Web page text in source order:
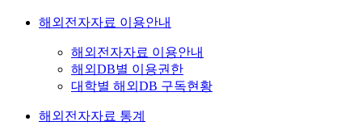
해외전자자료 이용안내
해외전자자료 이용안내
해외DB별 이용권한
대학별 해외DB 구독현황
해외전자자료 통계